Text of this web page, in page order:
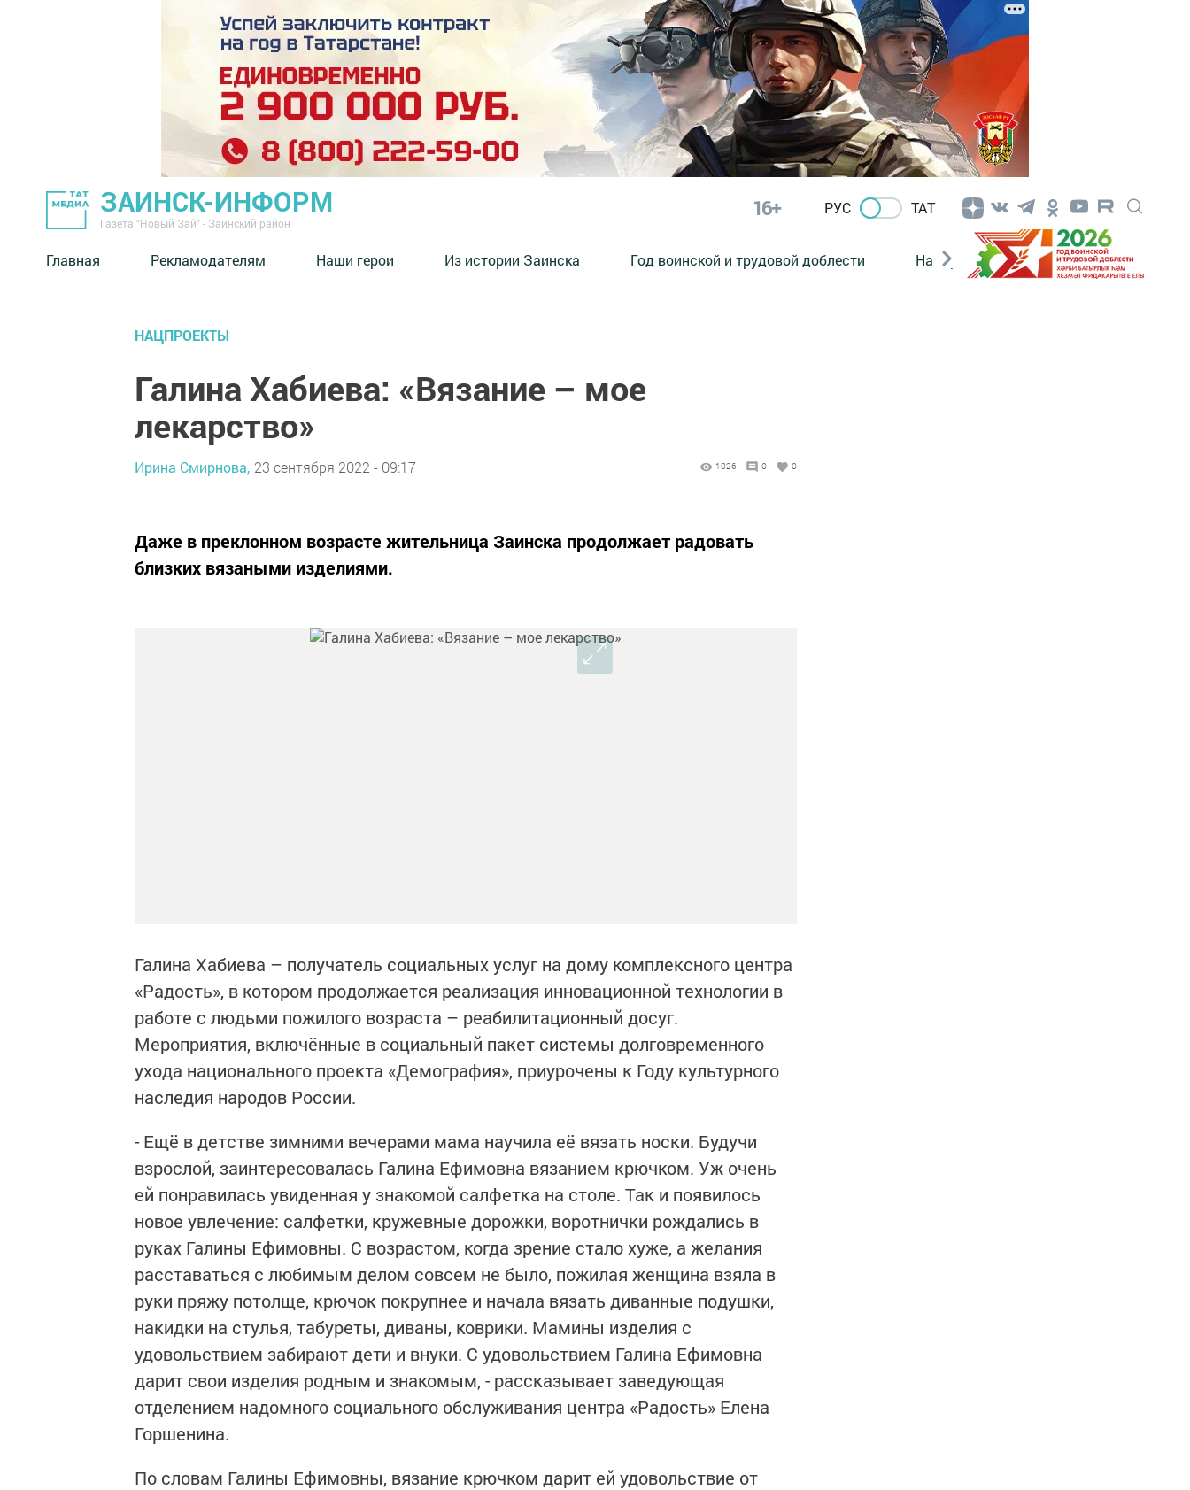
ЗАИНСК-ИНФОРМ
Газета "Новый Зай" - Заинский район
16+ РУС ТАТ
Главная Рекламодателям Наши герои Из истории Заинска Год воинской и трудовой доблести Нацпроекты Поколение будущего
НАЦПРОЕКТЫ
Галина Хабиева: «Вязание – мое
лекарство»
Ирина Смирнова, 23 сентября 2022 - 09:17 1026 0 0
Даже в преклонном возрасте жительница Заинска продолжает радовать
близких вязаными изделиями.
Галина Хабиева – получатель социальных услуг на дому комплексного центра
«Радость», в котором продолжается реализация инновационной технологии в
работе с людьми пожилого возраста – реабилитационный досуг.
Мероприятия, включённые в социальный пакет системы долговременного
ухода национального проекта «Демография», приурочены к Году культурного
наследия народов России.
- Ещё в детстве зимними вечерами мама научила её вязать носки. Будучи
взрослой, заинтересовалась Галина Ефимовна вязанием крючком. Уж очень
ей понравилась увиденная у знакомой салфетка на столе. Так и появилось
новое увлечение: салфетки, кружевные дорожки, воротнички рождались в
руках Галины Ефимовны. С возрастом, когда зрение стало хуже, а желания
расставаться с любимым делом совсем не было, пожилая женщина взяла в
руки пряжу потолще, крючок покрупнее и начала вязать диванные подушки,
накидки на стулья, табуреты, диваны, коврики. Мамины изделия с
удовольствием забирают дети и внуки. С удовольствием Галина Ефимовна
дарит свои изделия родным и знакомым, - рассказывает заведующая
отделением надомного социального обслуживания центра «Радость» Елена
Горшенина.
По словам Галины Ефимовны, вязание крючком дарит ей удовольствие от